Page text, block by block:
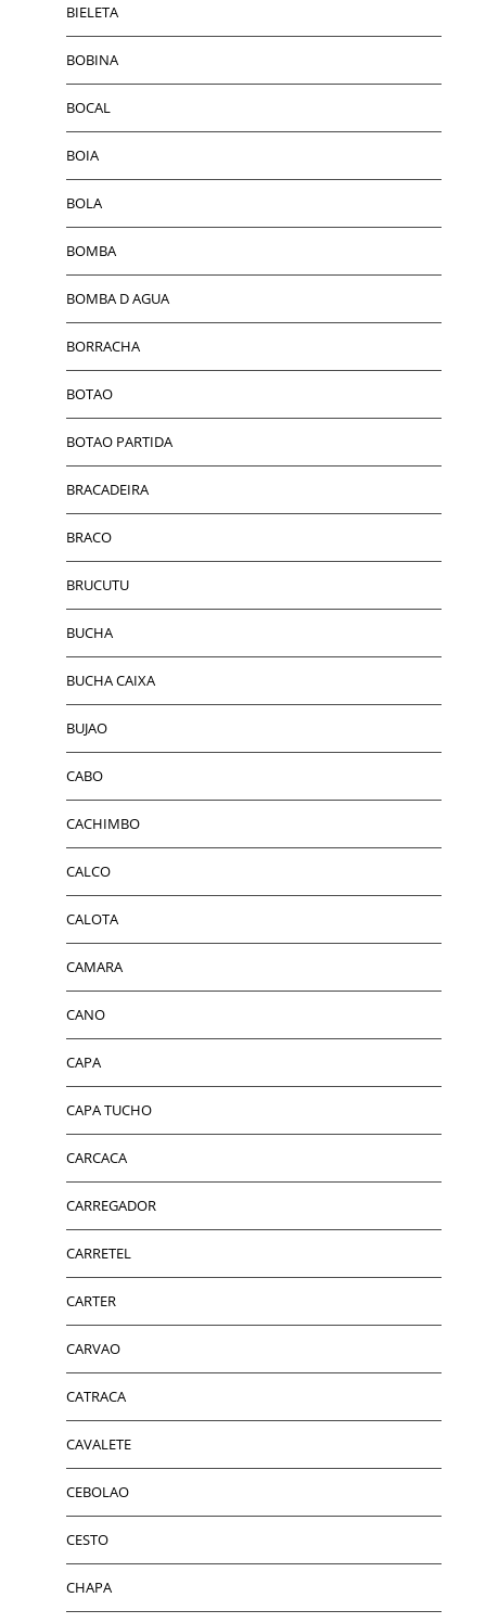
BIELETA
BOBINA
BOCAL
BOIA
BOLA
BOMBA
BOMBA D AGUA
BORRACHA
BOTAO
BOTAO PARTIDA
BRACADEIRA
BRACO
BRUCUTU
BUCHA
BUCHA CAIXA
BUJAO
CABO
CACHIMBO
CALCO
CALOTA
CAMARA
CANO
CAPA
CAPA TUCHO
CARCACA
CARREGADOR
CARRETEL
CARTER
CARVAO
CATRACA
CAVALETE
CEBOLAO
CESTO
CHAPA